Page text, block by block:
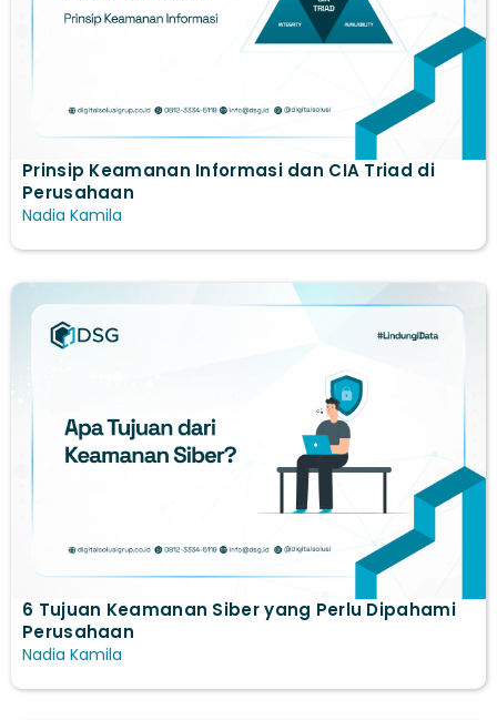
Prinsip Keamanan Informasi dan CIA Triad di
Perusahaan
Nadia Kamila
6 Tujuan Keamanan Siber yang Perlu Dipahami
Perusahaan
Nadia Kamila